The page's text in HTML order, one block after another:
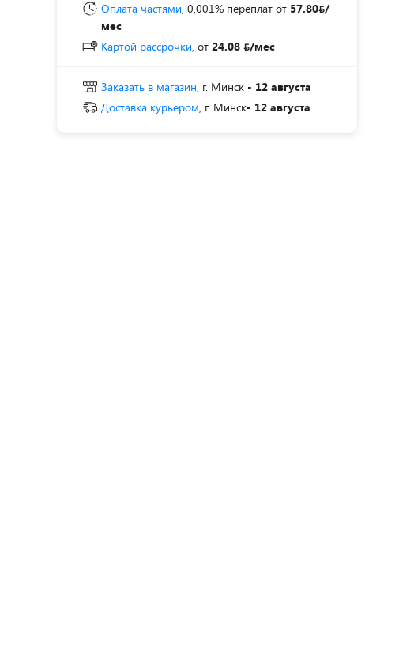
Оплата частями, 0,001% переплат от 57.80 /
мес
Картой рассрочки, от 24.08 /мес
Заказать в магазин, г. Минск - 12 августа
Доставка курьером, г. Минск- 12 августа